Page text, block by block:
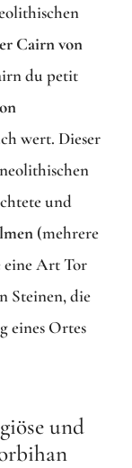
Cairn von
du petit
wert. Dieser
und
(mehrere
eine Art Tor
Steinen, die
eines Ortes
und